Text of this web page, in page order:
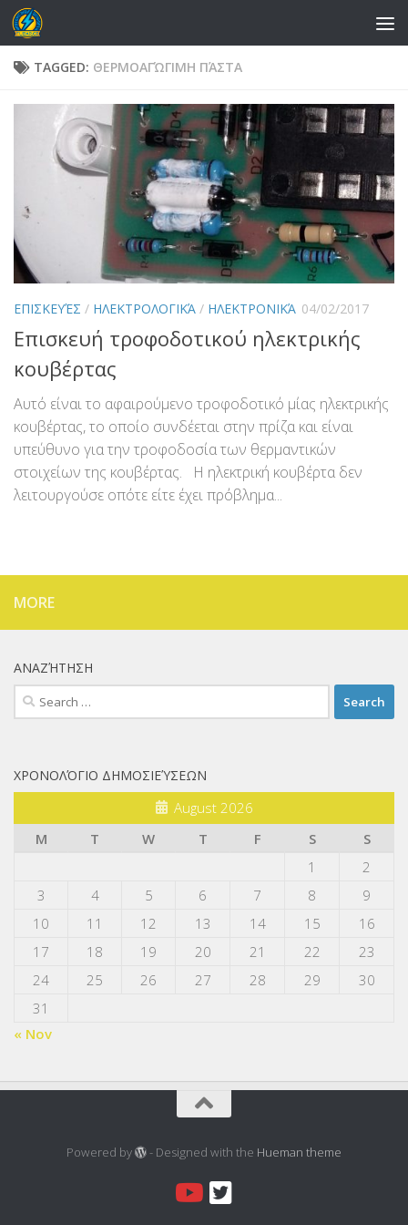
Skip to content
TAGGED: ΘΕΡΜΟΑΓΏΓΙΜΗ ΠΆΣΤΑ
ΕΠΙΣΚΕΥΈΣ / ΗΛΕΚΤΡΟΛΟΓΙΚΆ / ΗΛΕΚΤΡΟΝΙΚΆ 04/02/2017
Επισκευή τροφοδοτικού ηλεκτρικής
κουβέρτας
Αυτό είναι το αφαιρούμενο τροφοδοτικό μίας ηλεκτρικής
κουβέρτας, το οποίο συνδέεται στην πρίζα και είναι
υπεύθυνο για την τροφοδοσία των θερμαντικών
στοιχείων της κουβέρτας. Η ηλεκτρική κουβέρτα δεν
λειτουργούσε οπότε είτε έχει πρόβλημα...
MORE
ΑΝΑΖΉΤΗΣΗ
Search
for:
ΧΡΟΝΟΛΌΓΙΟ ΔΗΜΟΣΙΕΎΣΕΩΝ
August 2026
M
T W T F S
S
1
2
3
4 5 6 7 8
9
10
11 12 13 14 15
16
17
18 19 20 21 22
23
24
25 26 27 28 29
30
31
« Nov
Powered by - Designed with the Hueman theme